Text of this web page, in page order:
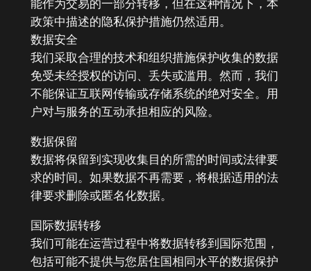
能作为交易的一部分转移，但在这种情况下，本
政策中描述的隐私保护措施仍然适用。
数据安全
我们采取合理的技术和组织措施保护收集的数据
免受未经授权的访问、丢失或滥用。然而，我们
不能保证互联网传输或存储系统的绝对安全。用
户对与服务的互动承担相应的风险。
数据保留
数据将保留到实现收集目的所需的时间或法律要
求的时间。如果数据不再需要，将根据适用的法
律要求删除或匿名化数据。
国际数据转移
我们可能在运营过程中将数据转移到国际范围，
包括可能不提供与您居住国相同水平的数据保护